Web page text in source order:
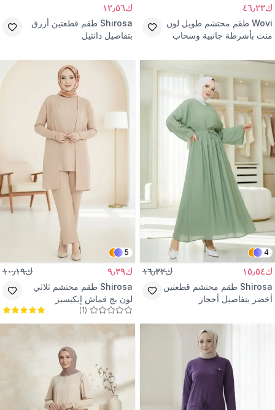
ك٤٦٫٢٣
Wovi طقم محتشم طويل لون
منت بأشرطة جانبية وسحاب
ك١٢٫٥٦
Shirosa طقم قطعتين أزرق
بتفاصيل دانتيل
4
ك١٥٫٥٤ ك١٦٫٣٢
Shirosa طقم محتشم قطعتين
أخضر بتفاصيل أحجار
5
ك٩٫٣٩ ك١٠٫١٩
Shirosa طقم محتشم ثلاثي
لون بج قماش إيكيسيز
(
1
)